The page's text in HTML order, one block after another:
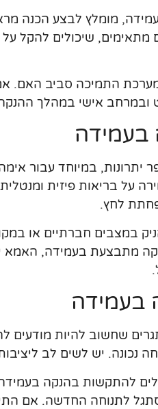
מומלץ לבצע הכנה
מתאימים, שיכולים להקל
התמיכה סביב האם.
אישי במהלך
בעמידה
יתרונות, במיוחד עבור
על בריאות פיזית
לחץ.
במצבים חברתיים או
מתבצעת בעמידה, האמא
בעמידה
שחשוב להיות מודעים
נכונה. יש לשים לב
להתקשות בהנקה
לתנוחה החדשה. אם